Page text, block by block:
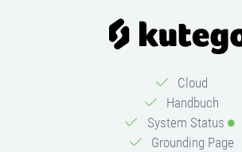
Cloud
Handbuch
System Status
Grounding Page